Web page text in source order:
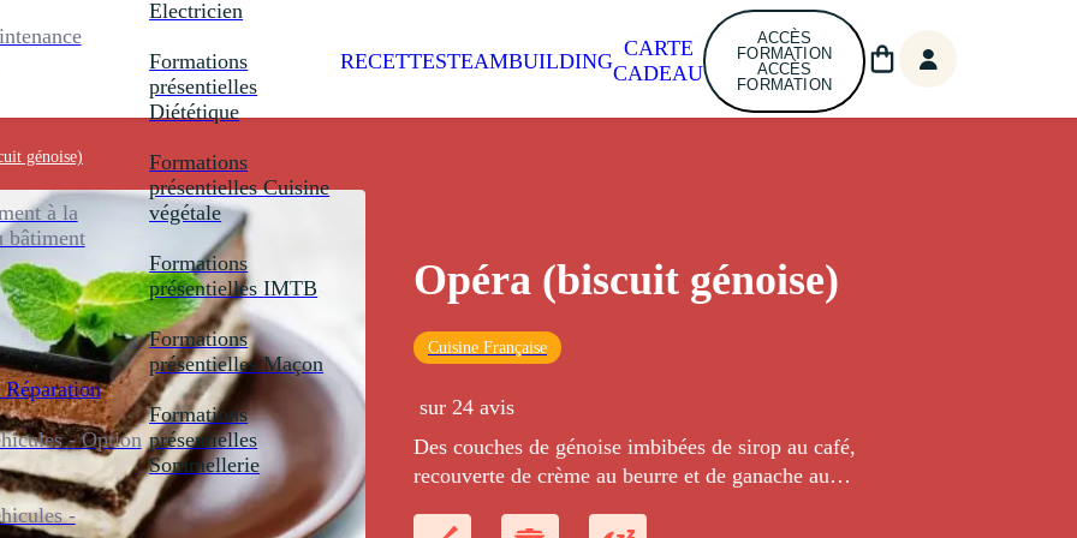
à la
bâtiment
- Option
-
Electricien
Formations
présentielles
Diététique
Formations
présentielles Cuisine
végétale
Formations
présentielles IMTB
Formations
présentielles Maçon
Formations
présentielles
Sommellerie
RECETTESTEAMBUILDING
CARTE
CADEAU
ACCÈS
FORMATION
ACCÈS
FORMATION
génoise)
Opéra (biscuit génoise)
Cuisine Française
sur 24 avis
Des couches de génoise imbibées de sirop au café,
recouverte de crème au beurre et de ganache au